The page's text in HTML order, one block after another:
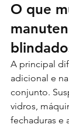
O que
A principal
adicional e
conjunto.
vidros,
fechaduras e